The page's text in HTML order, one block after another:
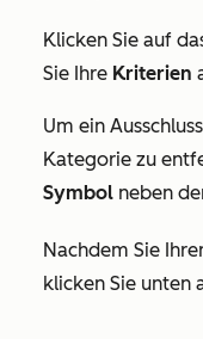
Klicken Sie auf
Sie Ihre Kriterien
Um ein
Kategorie zu
Symbol neben
Nachdem Sie
klicken Sie unten